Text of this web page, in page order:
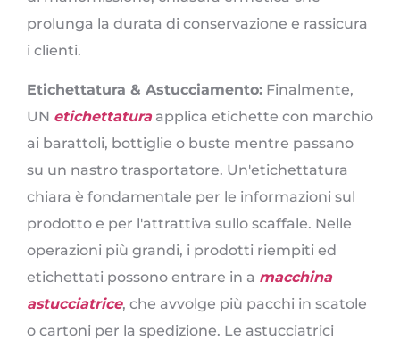
prolunga la durata di conservazione e rassicura
i clienti.
Etichettatura & Astucciamento: Finalmente,
UN etichettaturaapplica etichette con marchio
ai barattoli, bottiglie o buste mentre passano
su un nastro trasportatore. Un'etichettatura
chiara è fondamentale per le informazioni sul
prodotto e per l'attrattiva sullo scaffale. Nelle
operazioni più grandi, i prodotti riempiti ed
etichettati possono entrare in a macchina
astucciatrice, che avvolge più pacchi in scatole
o cartoni per la spedizione. Le astucciatrici